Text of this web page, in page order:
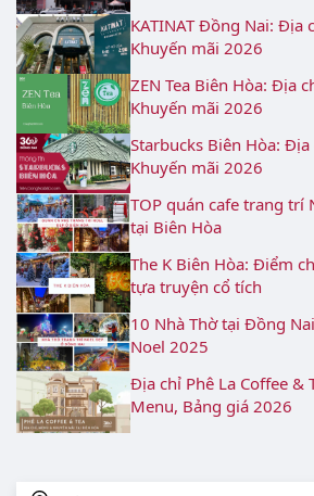
KATINAT Đồng Nai: Địa
Khuyến mãi 2026
ZEN Tea Biên Hòa: Địa
Khuyến mãi 2026
Starbucks Biên Hòa:
Khuyến mãi 2026
TOP quán cafe trang trí
tại Biên Hòa
The K Biên Hòa: Điểm
tựa truyện cổ tích
10 Nhà Thờ tại Đồng
Noel 2025
Địa chỉ Phê La Coffee &
Menu, Bảng giá 2026